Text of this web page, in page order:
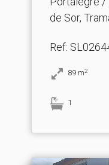
de Sor,
Ref:
89 m2
1